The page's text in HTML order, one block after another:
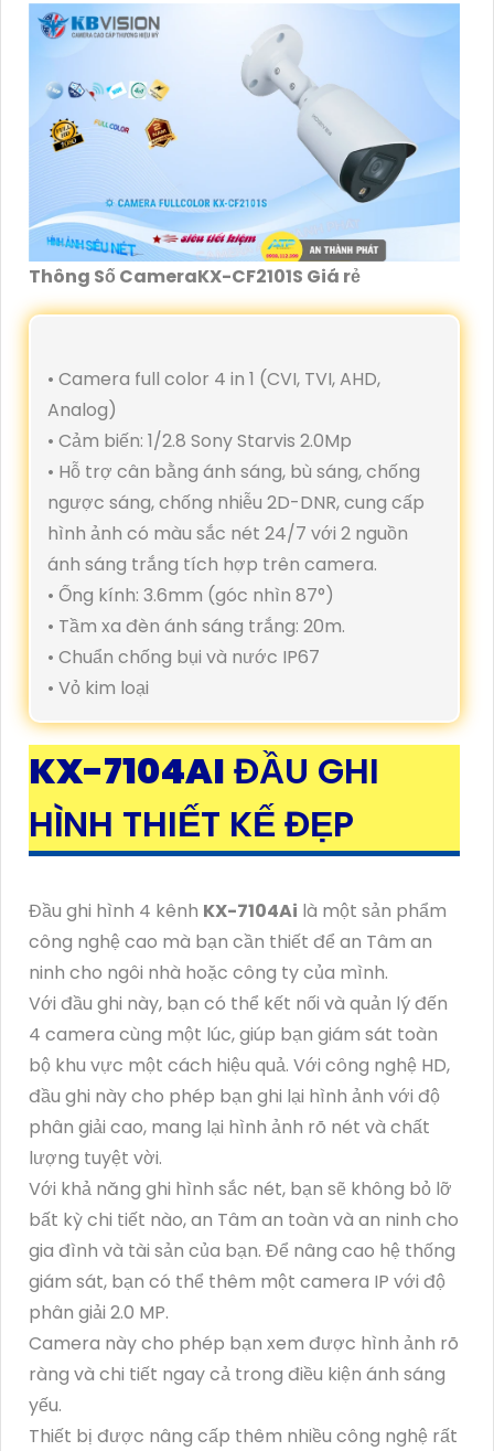
Thông Số CameraKX-CF2101S Giá rẻ
• Camera full color 4 in 1 (CVI, TVI, AHD,
Analog)
• Cảm biến: 1/2.8 Sony Starvis 2.0Mp
• Hỗ trợ cân bằng ánh sáng, bù sáng, chống
ngược sáng, chống nhiễu 2D-DNR, cung cấp
hình ảnh có màu sắc nét 24/7 với 2 nguồn
ánh sáng trắng tích hợp trên camera.
• Ống kính: 3.6mm (góc nhìn 87°)
• Tầm xa đèn ánh sáng trắng: 20m.
• Chuẩn chống bụi và nước IP67
• Vỏ kim loại
KX-7104AI ĐẦU GHI
HÌNH THIẾT KẾ ĐẸP
Đầu ghi hình 4 kênh KX-7104Ai là một sản phẩm
công nghệ cao mà bạn cần thiết để an Tâm an
ninh cho ngôi nhà hoặc công ty của mình.
Với đầu ghi này, bạn có thể kết nối và quản lý đến
4 camera cùng một lúc, giúp bạn giám sát toàn
bộ khu vực một cách hiệu quả. Với công nghệ HD,
đầu ghi này cho phép bạn ghi lại hình ảnh với độ
phân giải cao, mang lại hình ảnh rõ nét và chất
lượng tuyệt vời.
Với khả năng ghi hình sắc nét, bạn sẽ không bỏ lỡ
bất kỳ chi tiết nào, an Tâm an toàn và an ninh cho
gia đình và tài sản của bạn. Để nâng cao hệ thống
giám sát, bạn có thể thêm một camera IP với độ
phân giải 2.0 MP.
Camera này cho phép bạn xem được hình ảnh rõ
ràng và chi tiết ngay cả trong điều kiện ánh sáng
yếu.
Thiết bị được nâng cấp thêm nhiều công nghệ rất